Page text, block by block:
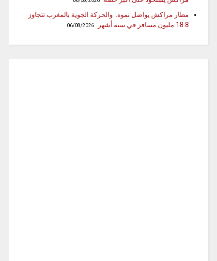
مطار مراكش يواصل نموه.. والحركة الجوية بالمغرب تتجاوز
18.8 مليون مسافر في ستة أشهر
06/08/2026